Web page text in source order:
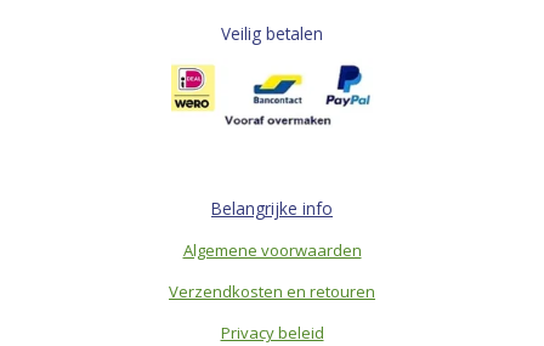
Veilig betalen
Belangrijke info
Algemene voorwaarden
Verzendkosten en retouren
Privacy beleid